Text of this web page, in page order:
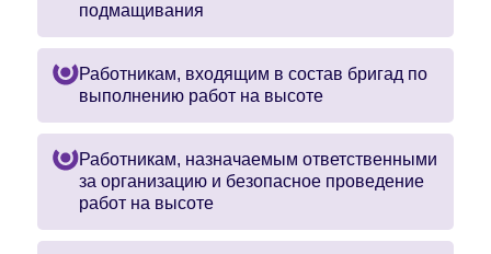
подмащивания
Работникам, входящим в состав бригад по
выполнению работ на высоте
Работникам, назначаемым ответственными
за организацию и безопасное проведение
работ на высоте